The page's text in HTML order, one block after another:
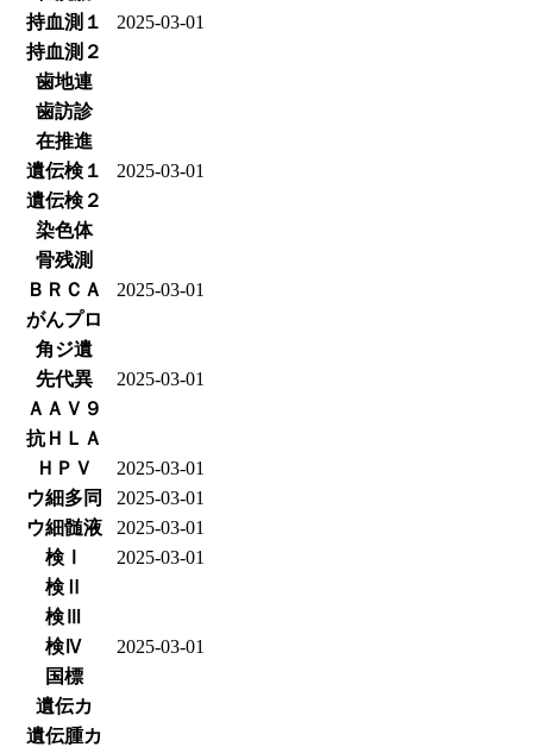
持血測１
2025-03-01
持血測２
歯地連
歯訪診
在推進
遺伝検１
2025-03-01
遺伝検２
染色体
骨残測
ＢＲＣＡ
2025-03-01
がんプロ
角ジ遺
先代異
2025-03-01
ＡＡＶ９
抗ＨＬＡ
ＨＰＶ
2025-03-01
ウ細多同
2025-03-01
ウ細髄液
2025-03-01
検Ⅰ
2025-03-01
検Ⅱ
検Ⅲ
検Ⅳ
2025-03-01
国標
遺伝カ
遺伝腫カ